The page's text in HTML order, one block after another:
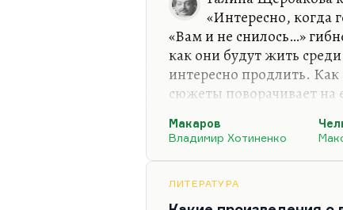
«Интересно, когда
«Вам и не снилось…»
как они будут жить
интересно продлить. Как
сюжеты поворачивает
окончательной. Мне
интересно, чтобы
архитектурным
Макаров
Владимир Хотиненко
ЛИТЕРАТУРА